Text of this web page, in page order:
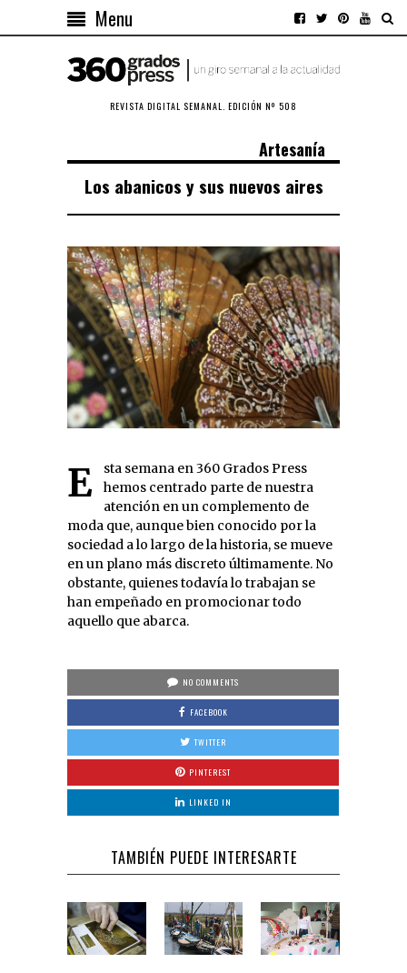
Menu
REVISTA DIGITAL SEMANAL. EDICIÓN Nº 508
Artesanía
Los abanicos y sus nuevos aires
Esta semana en 360 Grados Press
hemos centrado parte de nuestra
atención en un complemento de
moda que, aunque bien conocido por la
sociedad a lo largo de la historia, se mueve
en un plano más discreto últimamente. No
obstante, quienes todavía lo trabajan se
han empeñado en promocionar todo
aquello que abarca.
NO COMMENTS
FACEBOOK
TWITTER
PINTEREST
LINKED IN
TAMBIÉN PUEDE INTERESARTE